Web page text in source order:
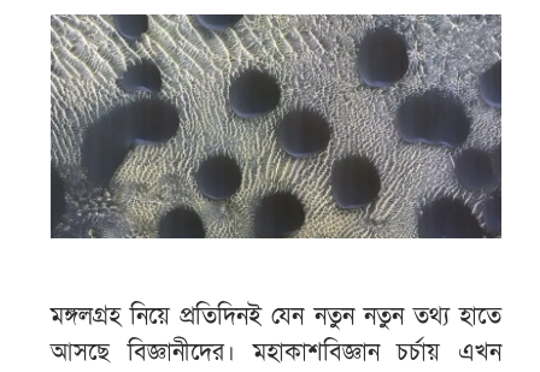
মঙ্গলগ্রহ নিয়ে প্রতিদিনই যেন নতুন নতুন তথ্য হাতে
আসছে বিজ্ঞানীদের। মহাকাশবিজ্ঞান চর্চায় এখন